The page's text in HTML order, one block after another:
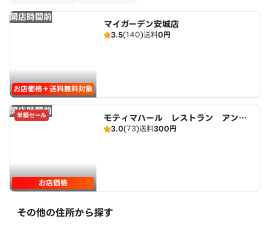
開店時間前
お店価格＋送料無料対象
マイガーデン安城店
3.5(140)送料0円
開店時間前
半額セール
お店価格
モティマハール レストラン アンド
バー
3.0(73)送料300円
その他の住所から探す